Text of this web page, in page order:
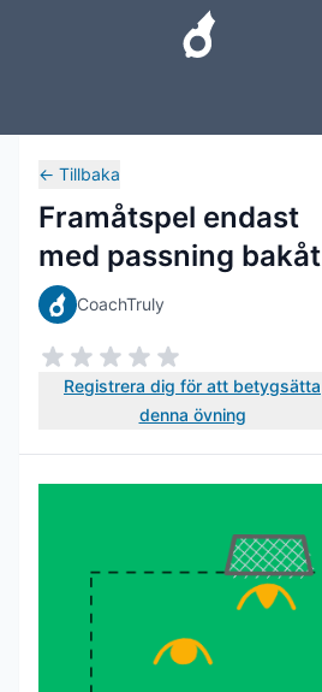
← Tillbaka
Framåtspel endast
med passning bakåt
CoachTruly
Registrera dig för att betygsätta
denna övning